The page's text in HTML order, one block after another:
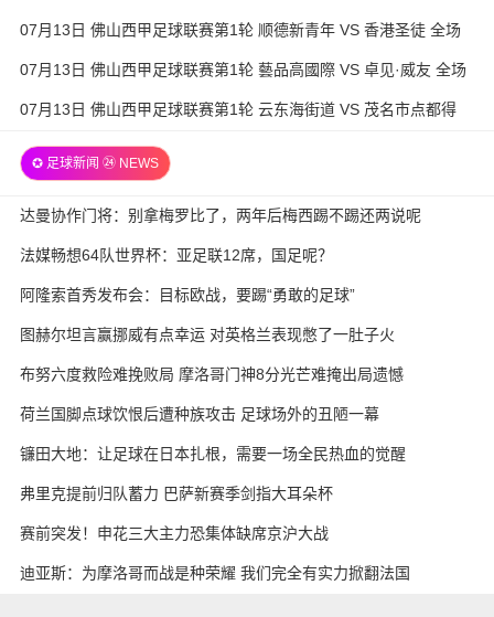
07月13日 佛山西甲足球联赛第1轮 顺德新青年 VS 香港圣徒 全场
录像
07月13日 佛山西甲足球联赛第1轮 藝品高國際 VS 卓见·威友 全场
录像
07月13日 佛山西甲足球联赛第1轮 云东海街道 VS 茂名市点都得
✪ 足球新闻 ㉔ NEWS
达曼协作门将：别拿梅罗比了，两年后梅西踢不踢还两说呢
法媒畅想64队世界杯：亚足联12席，国足呢？
阿隆索首秀发布会：目标欧战，要踢“勇敢的足球”
图赫尔坦言赢挪威有点幸运 对英格兰表现憋了一肚子火
布努六度救险难挽败局 摩洛哥门神8分光芒难掩出局遗憾
荷兰国脚点球饮恨后遭种族攻击 足球场外的丑陋一幕
镰田大地：让足球在日本扎根，需要一场全民热血的觉醒
弗里克提前归队蓄力 巴萨新赛季剑指大耳朵杯
赛前突发！申花三大主力恐集体缺席京沪大战
迪亚斯：为摩洛哥而战是种荣耀 我们完全有实力掀翻法国